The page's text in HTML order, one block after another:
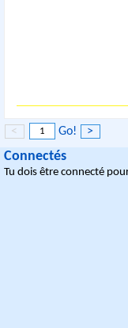
< Go! >
Connectés
Tu dois être connecté